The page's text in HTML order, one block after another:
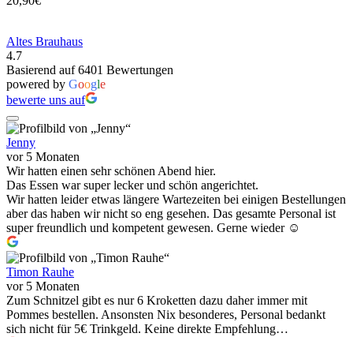
Altes Brauhaus
4.7
Basierend auf 6401 Bewertungen
powered by Google
bewerte uns auf
Jenny
vor 5 Monaten
Wir hatten einen sehr schönen Abend hier.
Das Essen war super lecker und schön angerichtet.
Wir hatten leider etwas längere Wartezeiten bei einigen Bestellungen
aber das haben wir nicht so eng gesehen. Das gesamte Personal ist
super freundlich und kompetent gewesen. Gerne wieder ☺️
Timon Rauhe
vor 5 Monaten
Zum Schnitzel gibt es nur 6 Kroketten dazu daher immer mit
Pommes bestellen. Ansonsten Nix besonderes, Personal bedankt
sich nicht für 5€ Trinkgeld. Keine direkte Empfehlung…